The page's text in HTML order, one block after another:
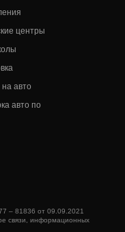
центры
на авто
авто по
– 81836 от 09.09.2021
связи, информационных